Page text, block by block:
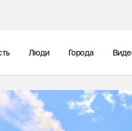
Люди Города